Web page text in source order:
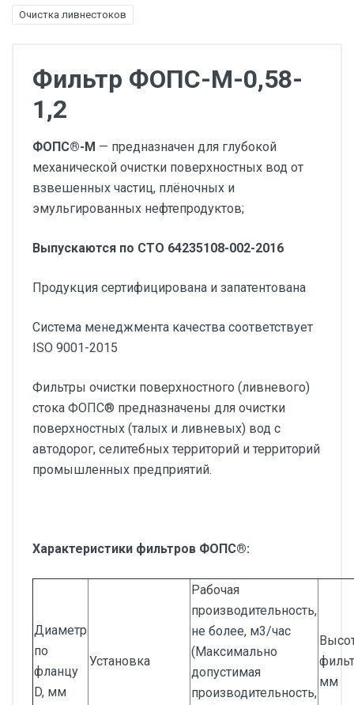
Очистка ливнестоков
Фильтр ФОПС-М-0,58-
1,2
ФОПС®-М — предназначен для глубокой
механической очистки поверхностных вод от
взвешенных частиц, плёночных и
эмульгированных нефтепродуктов;
Выпускаются по СТО 64235108-002-2016
Продукция сертифицирована и запатентована
Система менеджмента качества соответствует
ISO 9001-2015
Фильтры очистки поверхностного (ливневого)
стока ФОПС® предназначены для очистки
поверхностных (талых и ливневых) вод с
автодорог, селитебных территорий и территорий
промышленных предприятий.
Характеристики фильтров ФОПС®:
Диаметр
по
фланцу
D, мм
Установка
Рабочая
производительность,
не более, м3/час
(Максимально
допустимая
производительность,
мм